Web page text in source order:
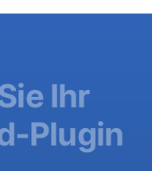
Ihr
Plugin